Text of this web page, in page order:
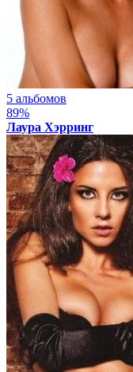
5 альбомов
89%
Лаура Хэрринг